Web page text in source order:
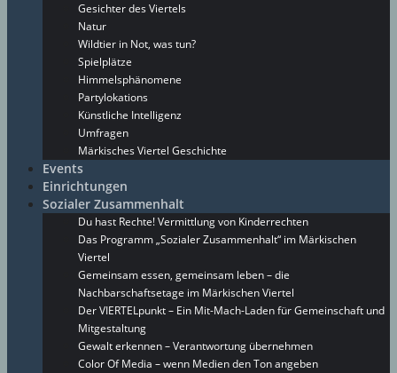
Gesichter des Viertels
Natur
Wildtier in Not, was tun?
Spielplätze
Himmelsphänomene
Partylokations
Künstliche Intelligenz
Umfragen
Märkisches Viertel Geschichte
Events
Einrichtungen
Sozialer Zusammenhalt
Du hast Rechte! Vermittlung von Kinderrechten
Das Programm „Sozialer Zusammenhalt“ im Märkischen
Viertel
Gemeinsam essen, gemeinsam leben – die
Nachbarschaftsetage im Märkischen Viertel
Der VIERTELpunkt – Ein Mit-Mach-Laden für Gemeinschaft und
Mitgestaltung
Gewalt erkennen – Verantwortung übernehmen
Color Of Media – wenn Medien den Ton angeben